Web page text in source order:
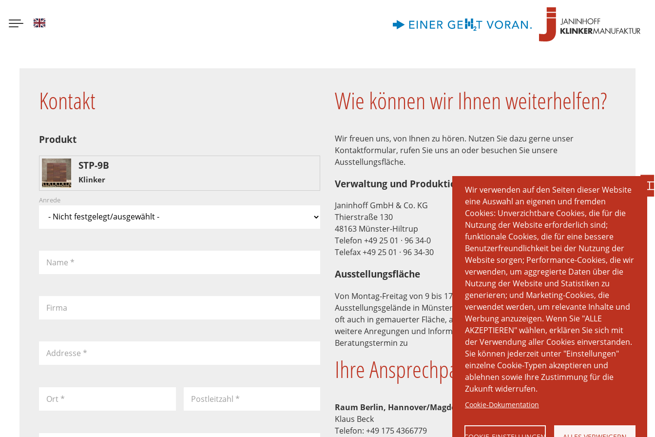
Kontakt
Produkt
STP-9B
Klinker
Anrede
Name *
Firma
Addresse *
Ort * Postleitzahl *
Wie können wir Ihnen weiterhelfen?
Wir freuen uns, von Ihnen zu hören. Nutzen Sie dazu gerne unser
Kontaktformular, rufen Sie uns an oder besuchen Sie unsere
Ausstellungsfläche.
Verwaltung und Produktion
Janinhoff GmbH & Co. KG
Thierstraße 130
48163 Münster-Hiltrup
Telefon +49 25 01 · 96 34-0
Telefax +49 25 01 · 96 34-30
Ausstellungsfläche
Von Montag-Freitag von 9 bis 17 Uhr begrüßen wir Sie auf unserem
Ausstellungsgelände in Münster-Hiltrup. Hier können Sie sich Originalsteine,
oft auch in gemauerter Fläche, ansehen und sich von einem Fachberater
weitere Anregungen und Informationen geben lassen. Wir empfehlen einen
Beratungstermin zu
Ihre Ansprechpartner in Deutschland
Raum Berlin, Hannover/Magdeburg, Süddeutschland
Klaus Beck
Telefon: +49 175 4366779
Wir verwenden auf den Seiten dieser Website
eine Auswahl an eigenen und fremden
Cookies: Unverzichtbare Cookies, die für die
Nutzung der Website erforderlich sind;
funktionale Cookies, die für eine bessere
Benutzerfreundlichkeit bei der Nutzung der
Website sorgen; Performance-Cookies, die wir
verwenden, um aggregierte Daten über die
Nutzung der Website und Statistiken zu
generieren; und Marketing-Cookies, die
verwendet werden, um relevante Inhalte und
Werbung anzuzeigen. Wenn Sie "ALLE
AKZEPTIEREN" wählen, erklären Sie sich mit
der Verwendung aller Cookies einverstanden.
Sie können jederzeit unter "Einstellungen"
einzelne Cookie-Typen akzeptieren und
ablehnen sowie Ihre Zustimmung für die
Zukunft widerrufen.
Cookie-Dokumentation